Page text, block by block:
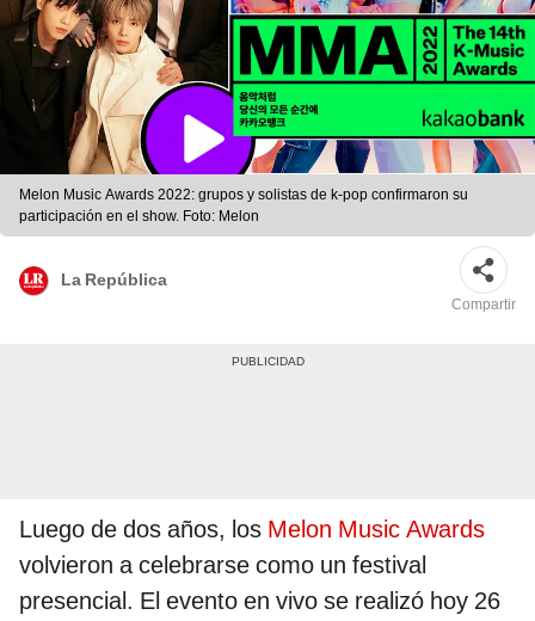
Melon Music Awards 2022: grupos y solistas de k-pop confirmaron su
participación en el show. Foto: Melon
La República
Compartir
Luego de dos años, los Melon Music Awards
volvieron a celebrarse como un festival
presencial. El evento en vivo se realizó hoy 26